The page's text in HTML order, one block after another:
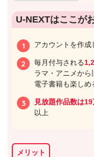
U-NEXTはここが
アカウントを作成
毎月付与される
ラマ・アニメか
電子書籍も楽しめ
見放題作品数は
以上
メリット